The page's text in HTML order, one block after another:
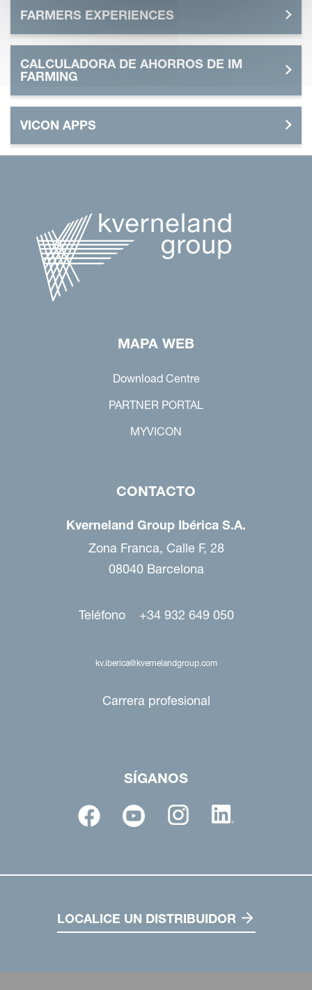
FARMERS EXPERIENCES
CALCULADORA DE AHORROS DE IM
FARMING
VICON APPS
MAPA WEB
Download Centre
PARTNER PORTAL
MYVICON
CONTACTO
Kverneland Group Ibérica S.A.
Zona Franca, Calle F, 28
08040 Barcelona
Teléfono +34 932 649 050
kv.iberica@kvernelandgroup.com
Carrera profesional
SÍGANOS
LOCALICE UN DISTRIBUIDOR